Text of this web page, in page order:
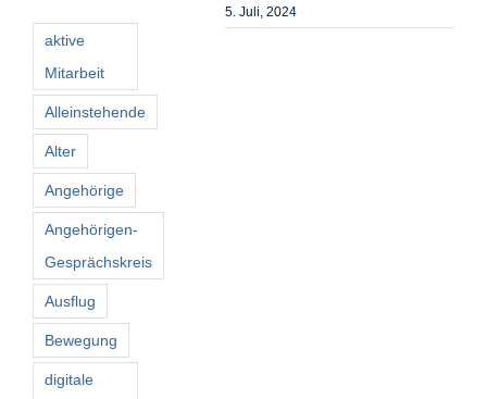
5. Juli, 2024
aktive
Mitarbeit
Alleinstehende
Alter
Angehörige
Angehörigen-
Gesprächskreis
Ausflug
Bewegung
digitale